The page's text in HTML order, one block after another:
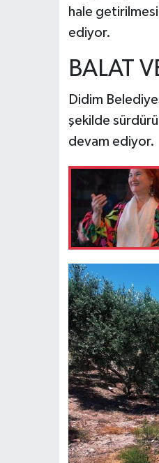
hale getirilmesi
ediyor.
BALAT
Didim
şekilde
devam ediyor.